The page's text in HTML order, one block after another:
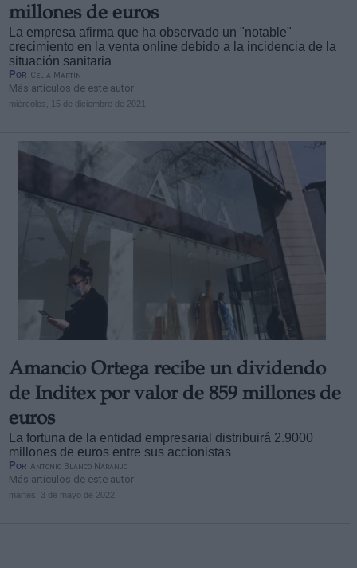
millones de euros
La empresa afirma que ha observado un "notable"
crecimiento en la venta online debido a la incidencia de la
situación sanitaria
Por Celia Martín
Más artículos de este autor
miércoles, 15 de diciembre de 2021
Amancio Ortega recibe un dividendo
de Inditex por valor de 859 millones de
euros
La fortuna de la entidad empresarial distribuirá 2.9000
millones de euros entre sus accionistas
Por Antonio Blanco Naranjo
Más artículos de este autor
martes, 3 de mayo de 2022